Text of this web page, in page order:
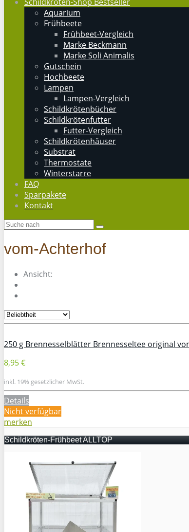
Aquarium
Frühbeete
Frühbeet-Vergleich
Marke Beckmann
Marke Soli Animalis
Gutschein
Hochbeete
Lampen
Lampen-Vergleich
Schildkrötenbücher
Schildkrötenfutter
Futter-Vergleich
Schildkrötenhäuser
Substrat
Thermostate
Winterstarre
FAQ
Sparpakete
Kontakt
vom-Achterhof
Ansicht:
250 g Brennesselblätter Brennesseltee original
8,95 €
inkl. 19% gesetzlicher MwSt.
Details
Nicht verfügbar
merken
Schildkröten-Frühbeet ALLTOP